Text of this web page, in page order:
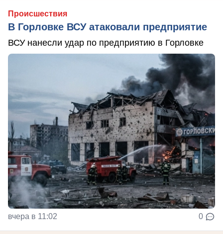
Происшествия
В Горловке ВСУ атаковали предприятие
ВСУ нанесли удар по предприятию в Горловке
вчера в 11:02 0